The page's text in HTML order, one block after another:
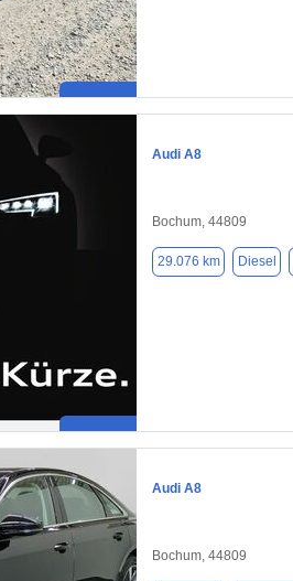
Audi A8
Bochum, 44809
29.076 km Diesel
Audi A8
Bochum, 44809